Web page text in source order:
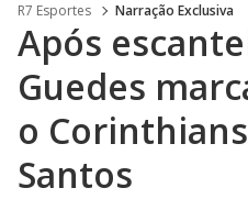
R7 Esportes Narração Exclusiva
Após
Guedes
o
Santos